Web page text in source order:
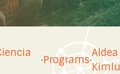
·Programs·
Aldea
Kimlu